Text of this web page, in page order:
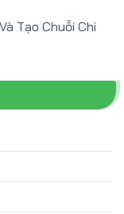
Tạo Chuỗi Chi